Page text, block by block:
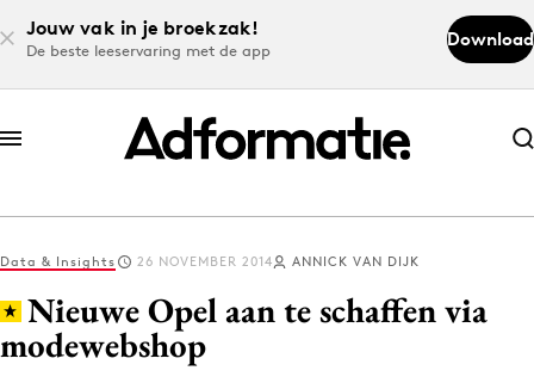
Jouw vak in je broekzak!
De beste leeservaring met de app
Download
Abonneer nu
Abonneer nu
Log in
Data & Insights 26 NOVEMBER 2014 ANNICK VAN DIJK
Nieuwe Opel aan te schaffen via
modewebshop